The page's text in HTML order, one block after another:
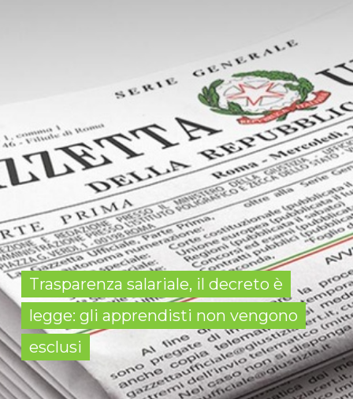
Trasparenza salariale, il decreto è
legge: gli apprendisti non vengono
esclusi